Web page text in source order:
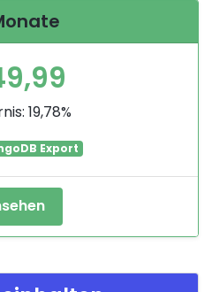
19,78%
Export